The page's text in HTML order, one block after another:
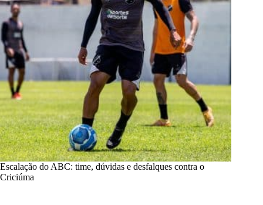
Escalação do ABC: time, dúvidas e desfalques contra o
Criciúma